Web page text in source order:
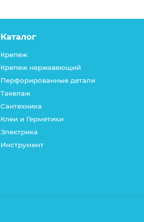
Каталог
Крепеж
Крепеж нержавеющий
Перфорированные детали
Такелаж
Сантехника
Клеи и Герметики
Электрика
Инструмент